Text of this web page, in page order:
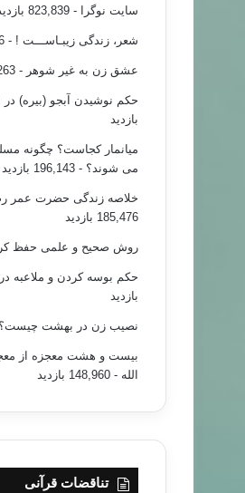
سایت نوگرا - 823,839 بازدید
شعر، زندگی زیبـاســـت ! - 485,306 بازدید
عشق زن به غیر شوهر - 280,263 بازدید
حکم نوشیدن آبجو (بیره)
بازدید
میانمار کجاست؟ چگونه
می شوند؟ - 196,143 بازدید
خلاصه زندگی حضرت عمر
185,476 بازدید
روش صحیح و علمی حفظ
حکم بوسه کردن و ملاعبه
بازدید
نصیب زن در بهشت چیست؟
بیست و هشت معجزه از
الله - 148,960 بازدید
تناقضات قرآنی